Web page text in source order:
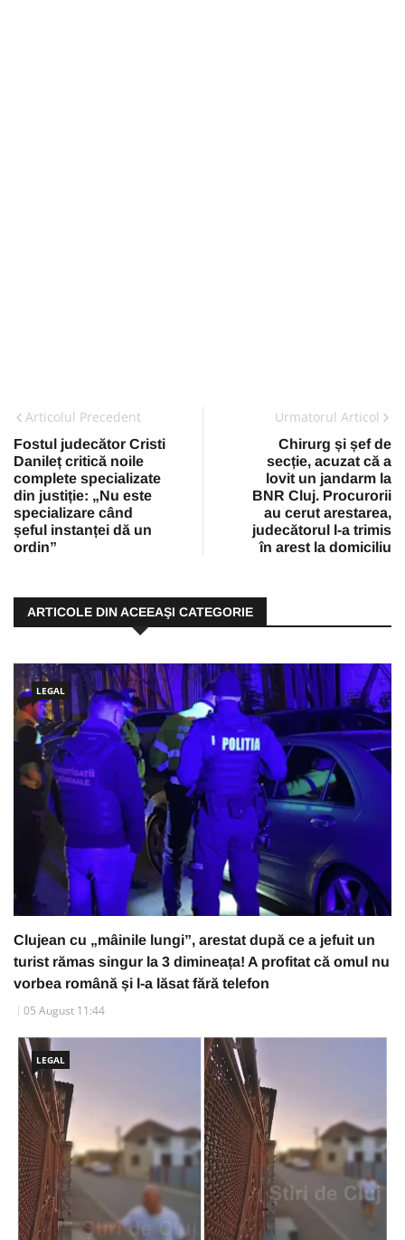
Articolul Precedent
Fostul judecător Cristi
Danileț critică noile
complete specializate
din justiție: „Nu este
specializare când
șeful instanței dă un
ordin”
Urmatorul Articol
Chirurg și șef de
secție, acuzat că a
lovit un jandarm la
BNR Cluj. Procurorii
au cerut arestarea,
judecătorul l-a trimis
în arest la domiciliu
ARTICOLE DIN ACEEAŞI CATEGORIE
LEGAL
Clujean cu „mâinile lungi”, arestat după ce a jefuit un
turist rămas singur la 3 dimineața! A profitat că omul nu
vorbea română și l-a lăsat fără telefon
05 August 11:44
LEGAL